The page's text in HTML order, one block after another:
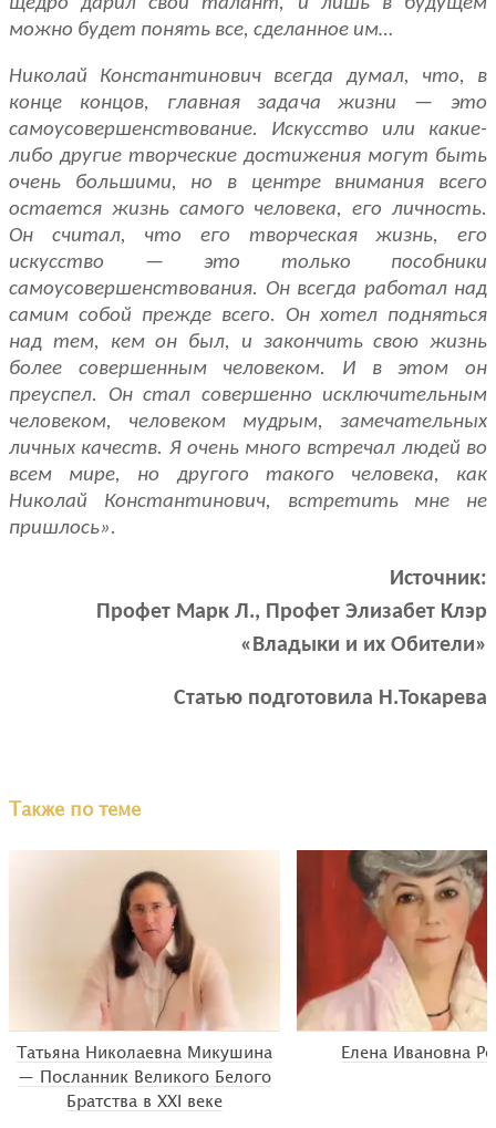
можно будет понять все, сделанное им…
Николай Константинович всегда думал, что, в
конце концов, главная задача жизни — это
самоусовершенствование. Искусство или какие-
либо другие творческие достижения могут быть
очень большими, но в центре внимания всего
остается жизнь самого человека, его личность.
Он считал, что его творческая жизнь, его
искусство — это только пособники
самоусо­вершенствования. Он всегда работал над
самим собой прежде всего. Он хо­тел подняться
над тем, кем он был, и закончить свою жизнь
более совер­шенным человеком. И в этом он
преуспел. Он стал совершенно исключи­тельным
человеком, человеком мудрым, замечательных
личных качеств. Я очень много встречал людей во
всем мире, но другого такого человека, как
Николай Константинович, встретить мне не
пришлось».
Источник:
Профет Марк Л., Профет Элизабет Клэр
«Владыки и их Обители»
Статью подготовила Н.Токарева
Также по теме
Татьяна Николаевна Микушина
— Посланник Великого Белого
Братства в XXI веке
Елена Ивановна